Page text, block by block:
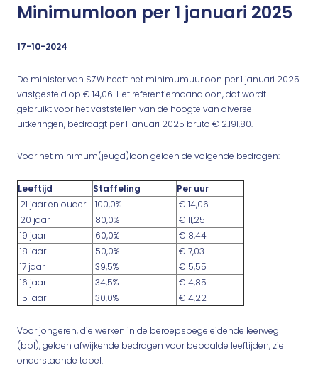
Minimumloon per 1 januari 2025
17-10-2024
De minister van SZW heeft het minimumuurloon per 1 januari 2025
vastgesteld op € 14,06. Het referentiemaandloon, dat wordt
gebruikt voor het vaststellen van de hoogte van diverse
uitkeringen, bedraagt per 1 januari 2025 bruto € 2.191,80.
Voor het minimum(jeugd)loon gelden de volgende bedragen:
Leeftijd Staffeling
Per uur
21 jaar en ouder
100,0%
€ 14,06
20 jaar
80,0%
€ 11,25
19 jaar
60,0%
€ 8,44
18 jaar
50,0%
€ 7,03
17 jaar
39,5%
€ 5,55
16 jaar
34,5%
€ 4,85
15 jaar
30,0% € 4,22
Voor jongeren, die werken in de beroepsbegeleidende leerweg
(bbl), gelden afwijkende bedragen voor bepaalde leeftijden, zie
onderstaande tabel.